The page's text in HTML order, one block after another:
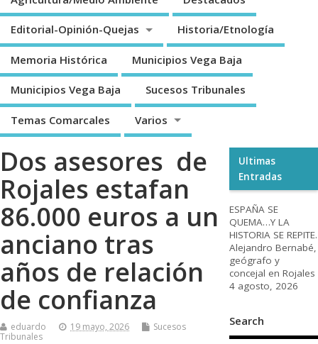
Editorial-Opinión-Quejas Historia/Etnología
Memoria Histórica Municipios Vega Baja
Municipios Vega Baja Sucesos Tribunales
Temas Comarcales Varios
Dos asesores de
Rojales estafan
86.000 euros a un
anciano tras
años de relación
de confianza
eduardo 19 mayo, 2026
Sucesos
Tribunales
Ultimas
Entradas
ESPAÑA SE
QUEMA…Y LA
HISTORIA SE REPITE.
Alejandro Bernabé,
geógrafo y
concejal en Rojales
4 agosto, 2026
Search